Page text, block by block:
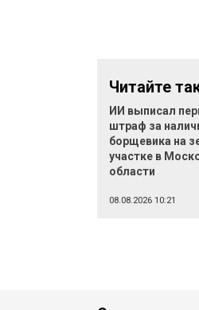
Читайте
ИИ выписал
штраф за
борщевика на
участке в
области
08.08.2026 10:21